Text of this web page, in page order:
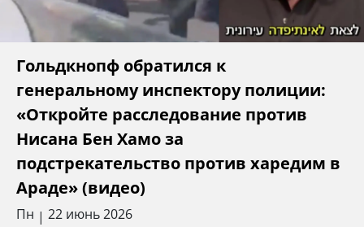
Гольдкнопф обратился к
генеральному инспектору полиции:
«Откройте расследование против
Нисана Бен Хамо за
подстрекательство против харедим в
Араде» (видео)
Пн | 22 июнь 2026